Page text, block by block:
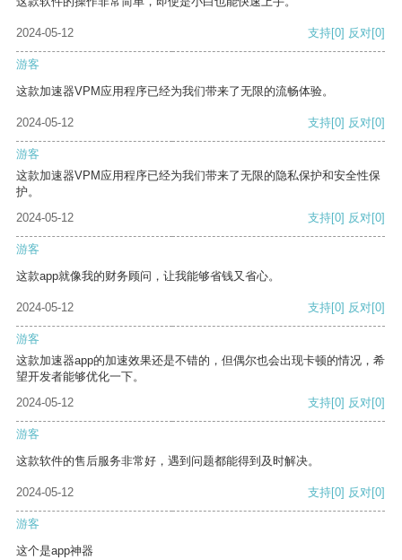
2024-05-12 支持[0] 反对[0]
游客
这款加速器VPM应用程序已经为我们带来了无限的流畅体验。
2024-05-12 支持[0] 反对[0]
游客
这款加速器VPM应用程序已经为我们带来了无限的隐私保护和安全性保
护。
2024-05-12
支持[0] 反对[0]
游客
这款app就像我的财务顾问，让我能够省钱又省心。
2024-05-12 支持[0] 反对[0]
游客
这款加速器app的加速效果还是不错的，但偶尔也会出现卡顿的情况，希
望开发者能够优化一下。
2024-05-12
支持[0] 反对[0]
游客
这款软件的售后服务非常好，遇到问题都能得到及时解决。
2024-05-12 支持[0] 反对[0]
游客
这个是app神器